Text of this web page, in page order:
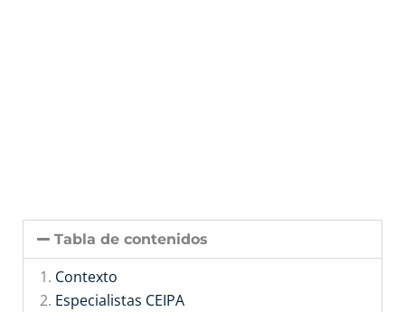
Tabla de contenidos
Contexto
Especialistas CEIPA